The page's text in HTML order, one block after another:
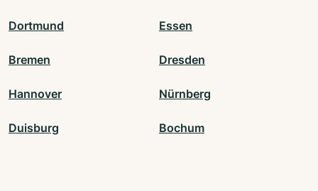
Dortmund Essen
Bremen Dresden
Hannover Nürnberg
Duisburg Bochum